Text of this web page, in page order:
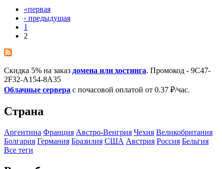
«первая
‹ предыдущая
1
2
Скидка 5% на заказ домена или хостинга. Промокод - 9C47-
2F32-A154-8A35
Облачные сервера с почасовой оплатой от 0.37 ₽/час.
Страна
Аргентина Франция Австро-Венгрия Чехия Великобритания
Болгария Германия Бразилия США Австрия Росcия Бельгия
Все теги